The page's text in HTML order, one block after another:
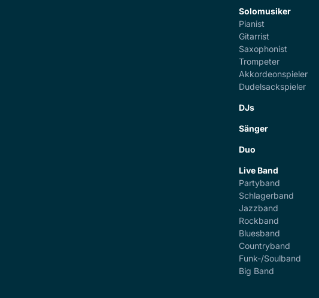
Solomusiker
Pianist
Gitarrist
Saxophonist
Trompeter
Akkordeonspieler
Dudelsackspieler
DJs
Sänger
Duo
Live Band
Partyband
Schlagerband
Jazzband
Rockband
Bluesband
Countryband
Funk-/Soulband
Big Band